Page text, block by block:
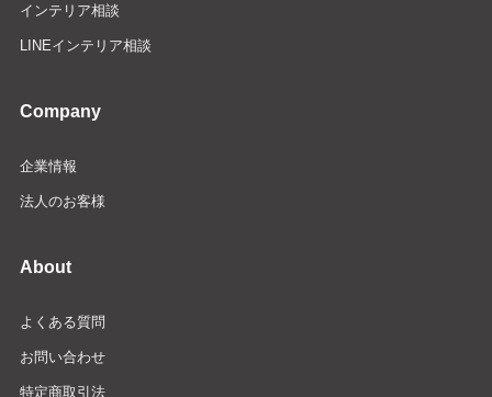
インテリア相談
LINEインテリア相談
Company
企業情報
法人のお客様
About
よくある質問
お問い合わせ
特定商取引法